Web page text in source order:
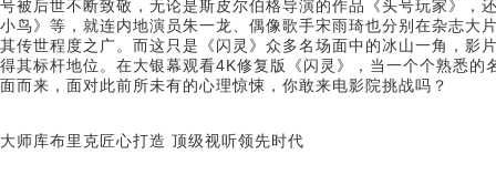
号被后世不断致敬，无论是斯皮尔伯格导演的作品《头号玩家》，
小鸟》等，就连内地演员朱一龙、偶像歌手宋雨琦也分别在杂志大
其传世程度之广。而这只是《闪灵》众多名场面中的冰山一角，影
得其标杆地位。在大银幕观看4K修复版《闪灵》，当一个个熟悉
面而来，面对此前所未有的心理惊悚，你敢来电影院挑战吗？
大师库布里克匠心打造 顶级视听领先时代